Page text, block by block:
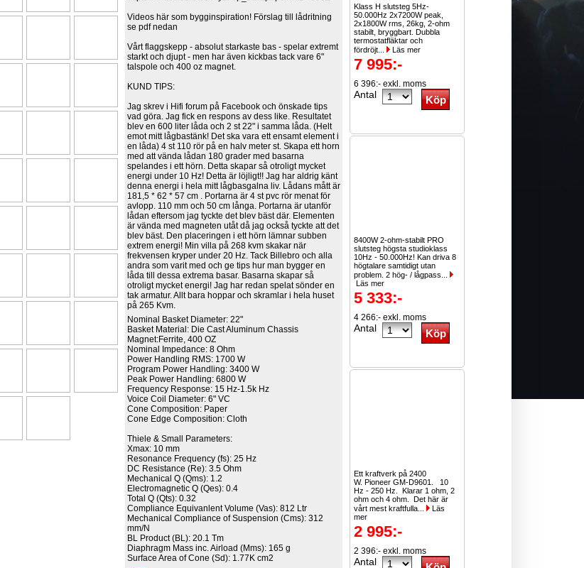
Videos här som bygginspiration! Förslag till lådritning
se pdf nedan
Vårt flaggskepp - absolut starkaste bas - spelar extremt
starkt och djupt - men har även kickbas tack vare 6"
talspole och 400 oz magnet.
KUND TIPS:
Jag skrev i Hifi forum på Facebook och önskade tips
vad göra. Jag fick en respons av dess like. Resultatet
blev en 600 liter låda och 2 st 22" i samma låda. (Helt
emot mitt lågbastänk! Det ska vara ett ensamt element i
en låda) 4 st 110 rör på en halv meter st. Skapa ett horn
med att vända lådan 180 grader med basarna
spelandes i ett hörn. Detta skapar så otroligt mycket
energi under 10 Hz! Detta är löjligt!! Jag har aldrig känt
denna energi i hela mitt lågbasgalna liv. Lådans mått är
181,5 * 62 * 57 cm . Portarna är 4 st pvc rör menat för
avlopp. 110 mm och 50 cm långa. Portarna är utanför
lådan eftersom jag tyckte det blev bäst där. Elementen
är vända med magneten utåt då jag också tyckte att det
blev bäst. Den placeringen i ett hörn lämnar subben
extrem energi! Min villa på 268 kvm skakar när
frekvensen kryper under 20 Hz. Tack Billebro och alla
andra som varit med och ge tips hur man bygger en
låda till dessa extrema basar. Basarna skapar så
otroligt mycket energi! Jag har redan spelat sönder en
tak armatur. Allt bara hoppar och skramlar i hela huset
på 265 Kvm.
Nominal Basket Diameter:22"
Basket Material: Die Cast Aluminum Chassis
Magnet:Ferrite, 400 OZ
Nominal Impedance: 8 Ohm
Power Handling RMS: 1700 W
Program Power Handling:3400 W
Peak Power Handling: 6800 W
Frequency Response: 15 Hz-1.5k Hz
Voice Coil Diameter:6" VC
Cone Composition: Paper
Cone Edge Composition:Cloth
Thiele & Small Parameters:
Xmax: 10 mm
Resonance Frequency (fs):25 Hz
DC Resistance (Re): 3.5 Ohm
Mechanical Q (Qms): 1.2
Electromagnetic Q (Qes):0.4
Total Q (Qts):0.32
Compliance Equivanlent Volume (Vas):812 Ltr
Mechanical Compliance of Suspension (Cms):312
mm/N
BL Product (BL):20.1 Tm
Diaphragm Mass inc. Airload (Mms): 165 g
Surface Area of Cone (Sd): 1.77K cm2
Klass H slutsteg 5Hz-
50.000Hz 2x7200W peak,
2x1800W rms, 26kg, 2-ohm
stabilt, bryggbart. Dubbla
termostatfläktar och
fördröjt...
Läs mer
7 995:-
6 396:- exkl. moms
Antal
8400W 2-ohm-stabilt PRO
slutsteg högsta studioklass
10Hz - 50.000Hz! Kan driva 8
högtalare samtidigt utan
problem. 2 hög- / lågpass...
Läs mer
5 333:-
4 266:- exkl. moms
Antal
Ett kraftverk på 2400
W. Pioneer GM-D9601. 10
Hz - 250 Hz. Klarar 1 ohm, 2
ohm och 4 ohm. Det här är
vårt mest kraftfulla...
Läs
mer
2 995:-
2 396:- exkl. moms
Antal